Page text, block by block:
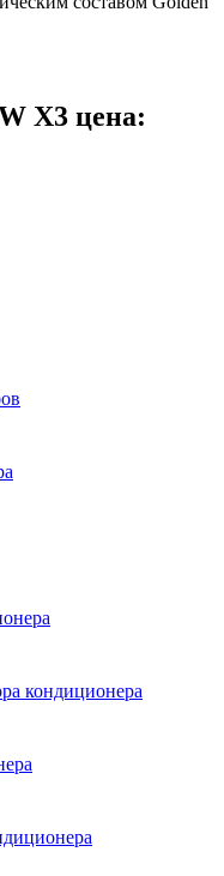
X3 цена:
кондиционера